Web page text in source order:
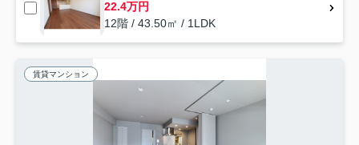
22.4万円
12階 / 43.50㎡ / 1LDK
賃貸マンション